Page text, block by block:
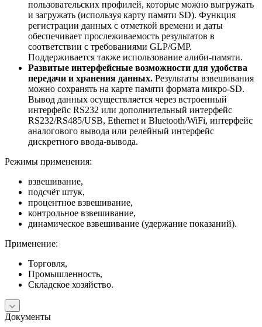
пользовательских профилей, которые можно выгружать
и загружать (используя карту памяти SD). Функция
регистрации данных с отметкой времени и даты
обеспечивает прослеживаемость результатов в
соответствии с требованиями GLP/GMP.
Поддерживается также использование алиби-памяти.
Развитые интерфейсные возможности для удобства
передачи и хранения данных. Результаты взвешивания
можно сохранять на карте памяти формата микро-SD.
Вывод данных осуществляется через встроенный
интерфейс RS232 или дополнительный интерфейс
RS232/RS485/USB, Ethernet и Bluetooth/WiFi, интерфейс
аналогового вывода или релейный интерфейс
дискретного ввода-вывода.
Режимы применения:
взвешивание,
подсчёт штук,
процентное взвешивание,
контрольное взвешивание,
динамическое взвешивание (удержание показаний).
Применение:
Торговля,
Промышленность,
Складское хозяйство.
Документы